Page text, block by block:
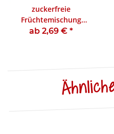
zuckerfreie
Früchtemischung
Bonbon
ab 2,69 € *